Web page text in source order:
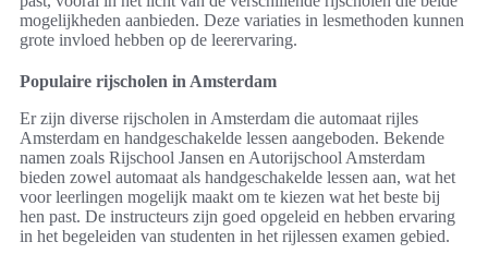
mogelijkheden aanbieden. Deze variaties in lesmethoden kunnen
grote invloed hebben op de leerervaring.
Populaire rijscholen in Amsterdam
Er zijn diverse rijscholen in Amsterdam die automaat rijles
Amsterdam en handgeschakelde lessen aangeboden. Bekende
namen zoals Rijschool Jansen en Autorijschool Amsterdam
bieden zowel automaat als handgeschakelde lessen aan, wat het
voor leerlingen mogelijk maakt om te kiezen wat het beste bij
hen past. De instructeurs zijn goed opgeleid en hebben ervaring
in het begeleiden van studenten in het rijlessen examen gebied.